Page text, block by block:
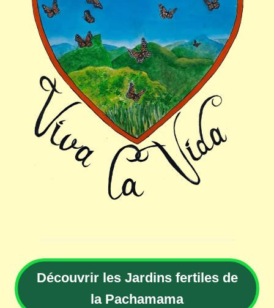
Découvrir les Jardins fertiles de
la Pachamama